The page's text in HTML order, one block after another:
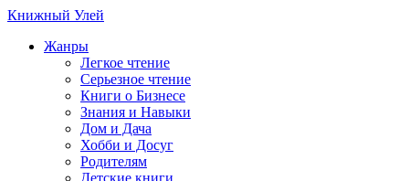
Книжный Улей
Жанры
Легкое чтение
Серьезное чтение
Книги о Бизнесе
Знания и Навыки
Дом и Дача
Хобби и Досуг
Родителям
Детские книги